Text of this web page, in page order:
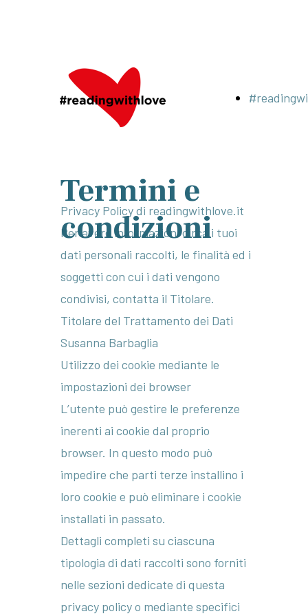
Termini e
condizioni
Privacy Policy di readingwithlove.it
Per avere informazioni circa i tuoi
dati personali raccolti, le finalità ed i
soggetti con cui i dati vengono
condivisi, contatta il Titolare.
Titolare del Trattamento dei Dati
Susanna Barbaglia
Utilizzo dei cookie mediante le
impostazioni dei browser
L’utente può gestire le preferenze
inerenti ai cookie dal proprio
browser. In questo modo può
impedire che parti terze installino i
loro cookie e può eliminare i cookie
installati in passato.
Dettagli completi su ciascuna
tipologia di dati raccolti sono forniti
nelle sezioni dedicate di questa
privacy policy o mediante specifici